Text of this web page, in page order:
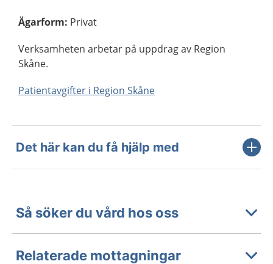
Ägarform: Privat
Verksamheten arbetar på uppdrag av Region
Skåne.
Patientavgifter i Region Skåne
Det här kan du få hjälp med
Så söker du vård hos oss
Relaterade mottagningar